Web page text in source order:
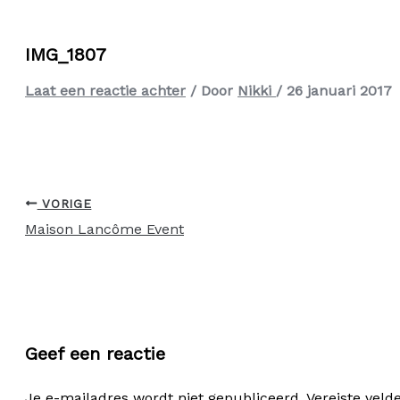
IMG_1807
Laat een reactie achter / Door Nikki / 26 januari 2017
VORIGE
Maison Lancôme Event
Geef een reactie